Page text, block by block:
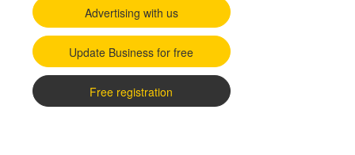
Advertising with us
Update Business for free
Free registration